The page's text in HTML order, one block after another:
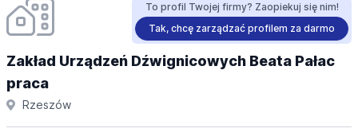
To profil Twojej firmy? Zaopiekuj się nim!
Tak, chcę zarządzać profilem za darmo
Zakład Urządzeń Dźwignicowych Beata Pałac
praca
Rzeszów